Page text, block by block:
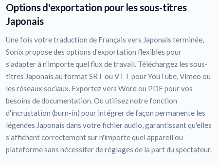
Options d'exportation pour les sous-titres
Japonais
Une fois votre traduction de Français vers Japonais terminée,
Sonix propose des options d'exportation flexibles pour
s'adapter à n'importe quel flux de travail. Téléchargez les sous-
titres Japonais au format SRT ou VTT pour YouTube, Vimeo ou
les réseaux sociaux. Exportez vers Word ou PDF pour vos
besoins de documentation. Ou utilisez notre fonction
d'incrustation (burn-in) pour intégrer de façon permanente les
légendes Japonais dans votre fichier audio, garantissant qu'elles
s'affichent correctement sur n'importe quel appareil ou
plateforme sans nécessiter de réglages de la part du spectateur.